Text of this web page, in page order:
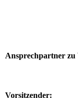
Ansprechpartner zu
Vorsitzender: